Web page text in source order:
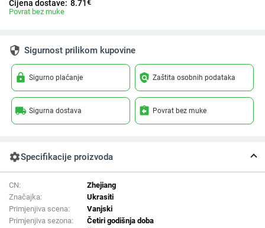
Cijena dostave: 8.71€
Povrat bez muke
security Sigurnost prilikom kupovine
lock Sigurno plaćanje policy Zaštita osobnih podataka
local_shipping Sigurna dostava assignment_return Povrat bez muke
settingsSpecifikacije proizvoda
CN:
Zhejiang
Značajka:
Ukrasiti
Primjenjiva scena:
Vanjski
Primjenjiva sezona:
Četiri godišnja doba